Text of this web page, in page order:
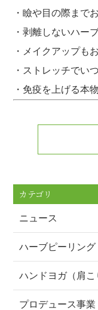
・瞼や目の際まで
・剥離しないハー
・メイクアップも
・ストレッチでい
・免疫を上げる本
カテゴリ
ニュース
ハーブピーリング
ハンドヨガ（肩こ
プロデュース事業